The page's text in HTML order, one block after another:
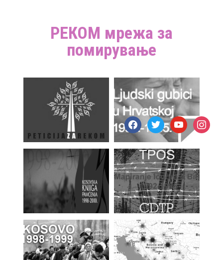
РЕКОМ мрежа за
помирување
facebooktwitteryoutube